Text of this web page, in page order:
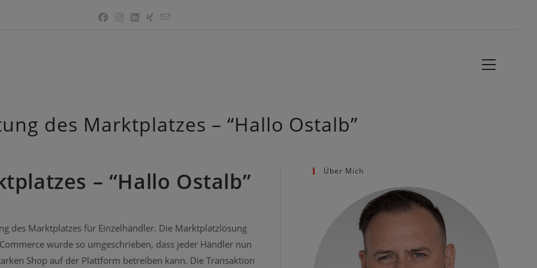
Website-
des Marktplatzes – “Hallo Ostalb”
– “Hallo Ostalb”
des Marktplatzes für Einzelhändler. Die Marktplatzlösung
wurde so umgeschrieben, dass jeder Händler nun
Shop auf der Plattform betreiben kann. Die Transaktion
Über Mich